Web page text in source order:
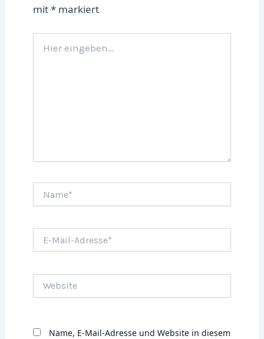
mit* markiert
eingeben…
Mail-
Name, E-Mail-Adresse und Website in diesem